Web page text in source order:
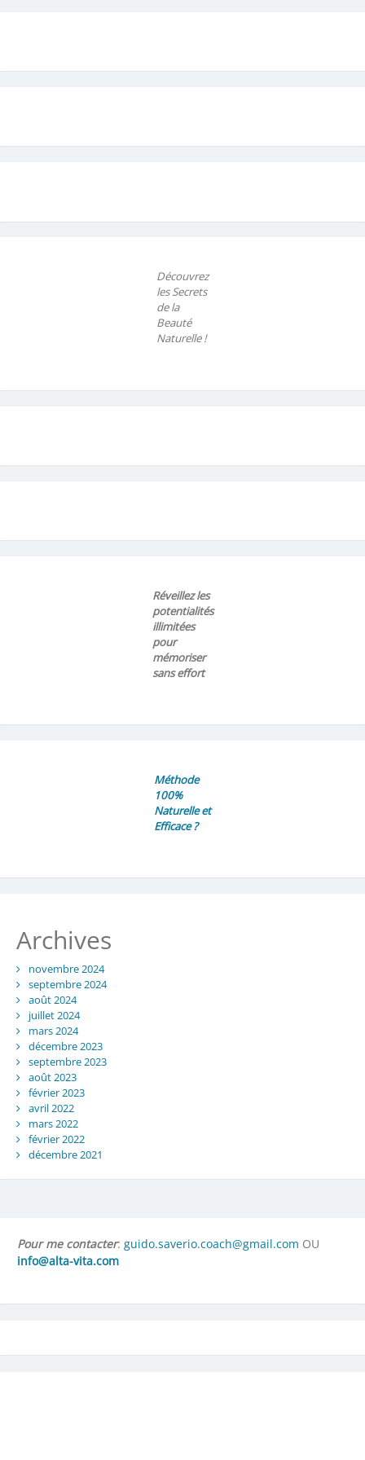
Découvrez
les Secrets
de la
Beauté
Naturelle !
Réveillez les
potentialités
illimitées
pour
mémoriser
sans effort
Méthode
100%
Naturelle et
Efficace ?
Archives
novembre 2024
septembre 2024
août 2024
juillet 2024
mars 2024
décembre 2023
septembre 2023
août 2023
février 2023
avril 2022
mars 2022
février 2022
décembre 2021
Pour me contacter: guido.saverio.coach@gmail.com OU
info@alta-vita.com